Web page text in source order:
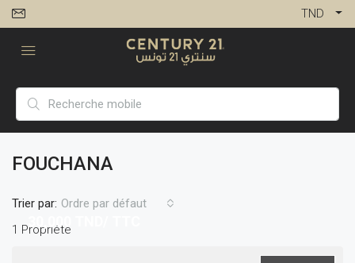
TND
FOUCHANA
1 Propriété
Trier par: Ordre par défaut
30,000